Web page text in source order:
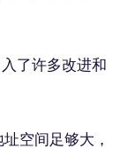
了许多改进和
空间足够大，